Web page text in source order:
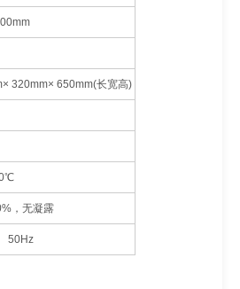
650mm(长宽高)
无凝露